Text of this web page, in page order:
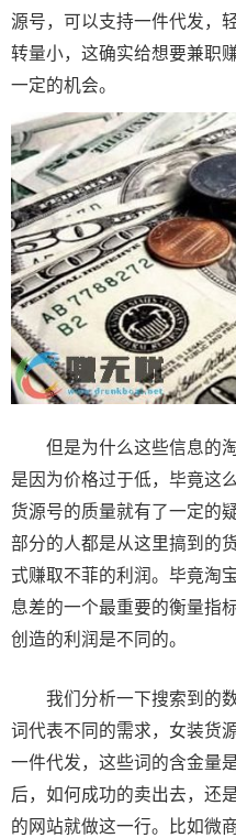
源号，可以支持一件代发，
转量小，这确实给想要兼职
一定的机会。
但是为什么这些信息的淘
是因为价格过于低，毕竟这
货源号的质量就有了一定的
部分的人都是从这里搞到的
式赚取不菲的利润。毕竟淘
息差的一个最重要的衡量指
创造的利润是不同的。
我们分析一下搜索到的数
词代表不同的需求，女装货
一件代发，这些词的含金量
后，如何成功的卖出去，还
的网站就做这一行。比如微